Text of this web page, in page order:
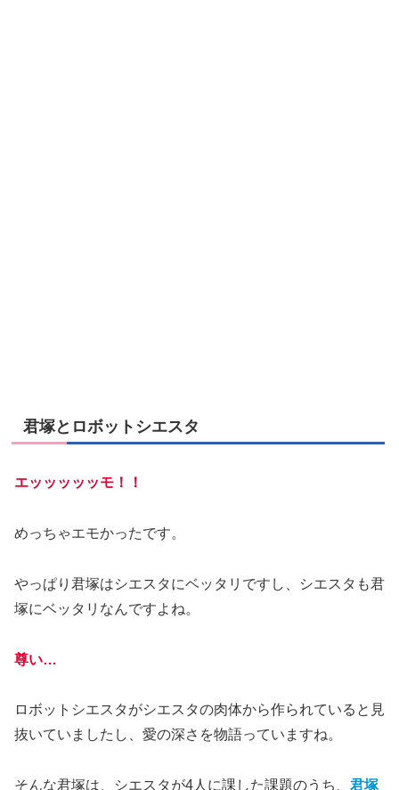
君塚とロボットシエスタ
エッッッッッモ！！
めっちゃエモかったです。
やっぱり君塚はシエスタにベッタリですし、シエスタも君
塚にベッタリなんですよね。
尊い…
ロボットシエスタがシエスタの肉体から作られていると見
抜いていましたし、愛の深さを物語っていますね。
そんな君塚は、シエスタが4人に課した課題のうち、 君塚